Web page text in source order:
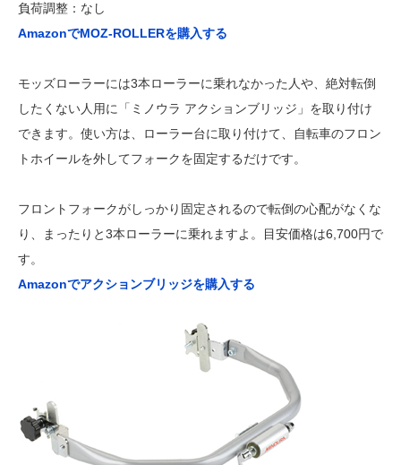
負荷調整：なし
AmazonでMOZ-ROLLERを購入する
モッズローラーには3本ローラーに乗れなかった人や、絶対転倒
したくない人用に「ミノウラ アクションブリッジ」を取り付け
できます。使い方は、ローラー台に取り付けて、自転車のフロン
トホイールを外してフォークを固定するだけです。
フロントフォークがしっかり固定されるので転倒の心配がなくな
り、まったりと3本ローラーに乗れますよ。目安価格は6,700円で
す。
Amazonでアクションブリッジを購入する